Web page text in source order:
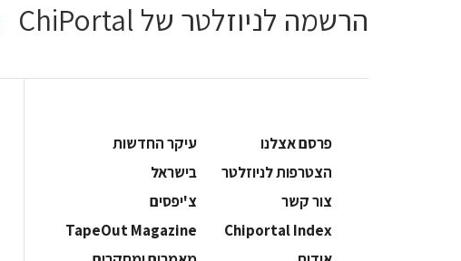
הרשמה לניוזלטר של ChiPortal
פרסם אצלנו
עיקר החדשות
הצטרפות לניוזלטר
בישראל
צור קשר
צ'יפסים
Chiportal Index
TapeOut Magazine